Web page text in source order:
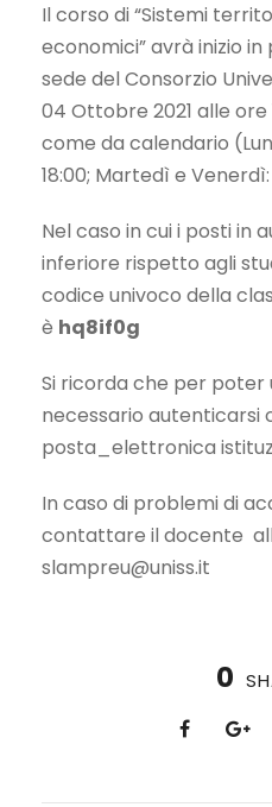
Il corso di “Sistemi
economici” avrà inizio
sede del Consorzio
04 Ottobre 2021 alle ore
come da calendario
18:00; Martedì e
Nel caso in cui i posti in
inferiore rispetto agli
codice univoco della
è hq8if0g
Si ricorda che per poter
necessario autenticarsi
posta_elettronica
In caso di problemi di
contattare il docente
slampreu@uniss.it
0